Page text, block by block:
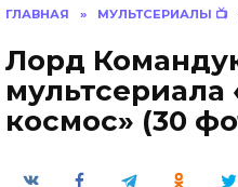
ГЛАВНАЯ » МУЛЬТСЕРИАЛЫ 📺
Лорд
космос» (30